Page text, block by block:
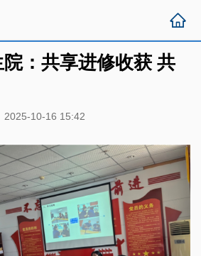
：共享进修收获 共
10-16 15:42